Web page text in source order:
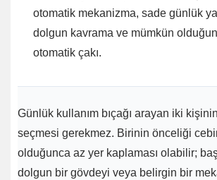
otomatik mekanizma, sade günlük
dolgun kavrama ve mümkün
otomatik çakı.
Günlük kullanım bıçağı arayan iki
seçmesi gerekmez. Birinin önceliği
olduğunca az yer kaplaması olabilir;
dolgun bir gövdeyi veya belirgin bir